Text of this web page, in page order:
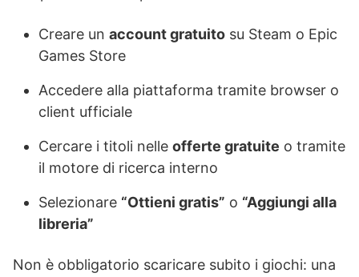
Creare un account gratuito su Steam o Epic
Games Store
Accedere alla piattaforma tramite browser o
client ufficiale
Cercare i titoli nelle offerte gratuite o tramite
il motore di ricerca interno
Selezionare “Ottieni gratis” o “Aggiungi alla
libreria”
Non è obbligatorio scaricare subito i giochi: una